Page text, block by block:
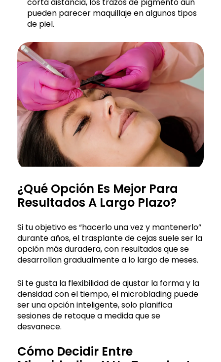
pueden parecer maquillaje en algunos tipos
de piel.
¿Qué Opción Es Mejor Para
Resultados A Largo Plazo?
Si tu objetivo es “hacerlo una vez y mantenerlo”
durante años, el trasplante de cejas suele ser la
opción más duradera, con resultados que se
desarrollan gradualmente a lo largo de meses.
Si te gusta la flexibilidad de ajustar la forma y la
densidad con el tiempo, el microblading puede
ser una opción inteligente, solo planifica
sesiones de retoque a medida que se
desvanece.
Cómo Decidir Entre